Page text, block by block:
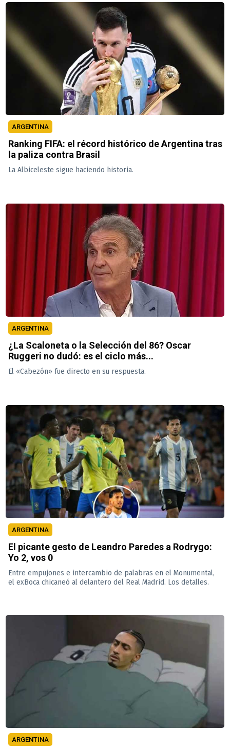
ARGENTINA
Ranking FIFA: el récord histórico de Argentina tras
la paliza contra Brasil
La Albiceleste sigue haciendo historia.
ARGENTINA
¿La Scaloneta o la Selección del 86? Oscar
Ruggeri no dudó: es el ciclo más...
El «Cabezón» fue directo en su respuesta.
ARGENTINA
El picante gesto de Leandro Paredes a Rodrygo:
Yo 2, vos 0
Entre empujones e intercambio de palabras en el Monumental,
el exBoca chicaneó al delantero del Real Madrid. Los detalles.
ARGENTINA